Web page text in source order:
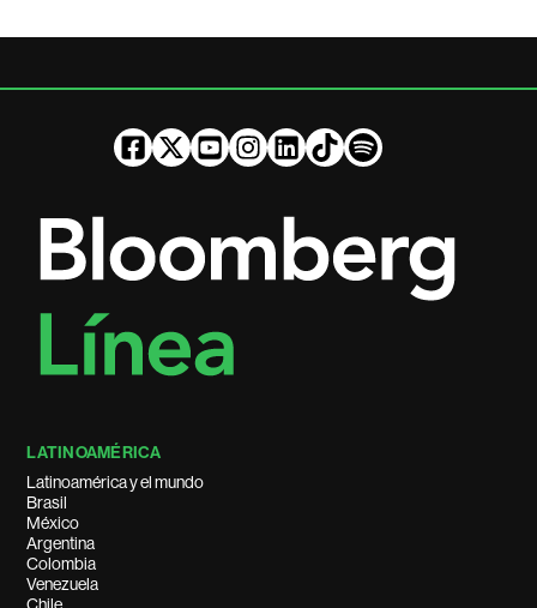
LATINOAMÉRICA
Latinoamérica y el mundo
Brasil
México
Argentina
Colombia
Venezuela